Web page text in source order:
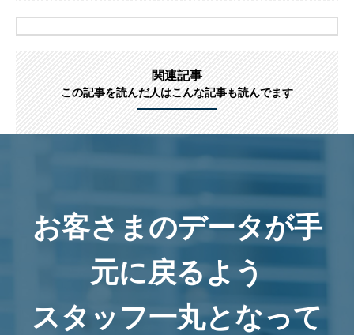
関連記事
この記事を読んだ人はこんな記事も読んでます
お客さまのデータが手
元に戻るよう
スタッフ一丸となって